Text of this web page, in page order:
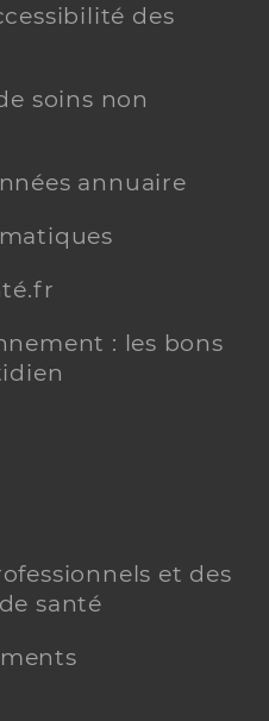
des
soins non
annuaire
: les bons
et des
santé